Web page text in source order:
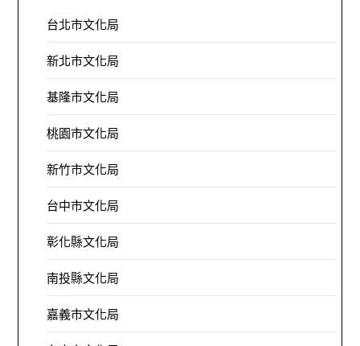
台北市文化局
新北市文化局
基隆市文化局
桃園市文化局
新竹市文化局
台中市文化局
彰化縣文化局
南投縣文化局
嘉義市文化局